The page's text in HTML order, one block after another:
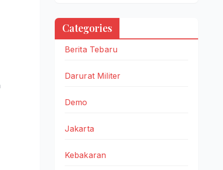
Categories
Berita Tebaru
Darurat Militer
Demo
Jakarta
Kebakaran